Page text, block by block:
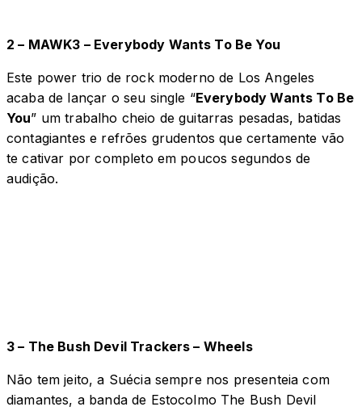
2 – MAWK3 – Everybody Wants To Be You
Este power trio de rock moderno de Los Angeles
acaba de lançar o seu single “Everybody Wants To Be
You” um trabalho cheio de guitarras pesadas, batidas
contagiantes e refrões grudentos que certamente vão
te cativar por completo em poucos segundos de
audição.
3 – The Bush Devil Trackers – Wheels
Não tem jeito, a Suécia sempre nos presenteia com
diamantes, a banda de Estocolmo The Bush Devil